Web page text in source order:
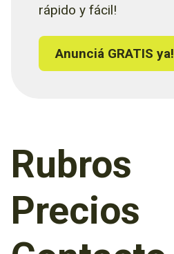
rápido y fácil!
Anunciá GRATIS ya!
Rubros
Precios